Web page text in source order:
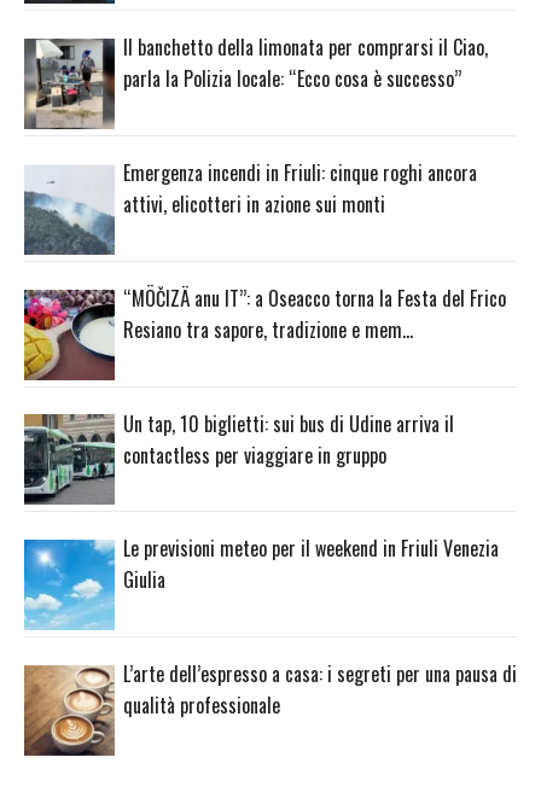
Il banchetto della limonata per comprarsi il Ciao,
parla la Polizia locale: “Ecco cosa è successo”
Emergenza incendi in Friuli: cinque roghi ancora
attivi, elicotteri in azione sui monti
“MÖČIZÄ anu IT”: a Oseacco torna la Festa del Frico
Resiano tra sapore, tradizione e mem…
Un tap, 10 biglietti: sui bus di Udine arriva il
contactless per viaggiare in gruppo
Le previsioni meteo per il weekend in Friuli Venezia
Giulia
L’arte dell’espresso a casa: i segreti per una pausa di
qualità professionale